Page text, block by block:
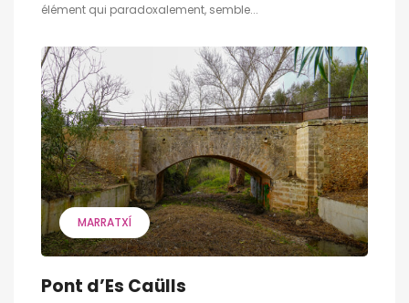
élément qui paradoxalement, semble...
MARRATXÍ
Pont d’Es Caülls